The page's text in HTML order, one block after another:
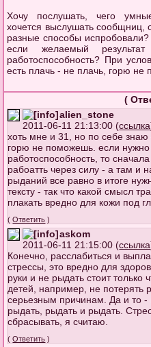
Хочу послушать, чего
хочется выслушать сообщниц,
разные способы испробовали?
если желаемый
работоспособность? При
есть плачь - не плачь, горю не
(
alien_stone
2011-06-11 21:13:00 (ссылка
хоть мне и 31, но по себе
горю не поможешь. если
работоспособность, то
рабоатть через силу - а там и
рыданий все равно в итоге
тексту - так что какой смысл
плакать вредно для кожи под
(Ответить )
askom
2011-06-11 21:15:00 (ссылка
Конечно, расслабиться и
стрессы, это вредно для
руки и не рыдать стоит только
детей, например, не потерять
серьезным причинам. Да и то -
рыдать, рыдать и рыдать.
сбрасывать, я считаю.
(Ответить )